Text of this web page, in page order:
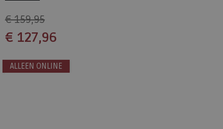
€ 159,95
€ 127,96
ALLEEN ONLINE